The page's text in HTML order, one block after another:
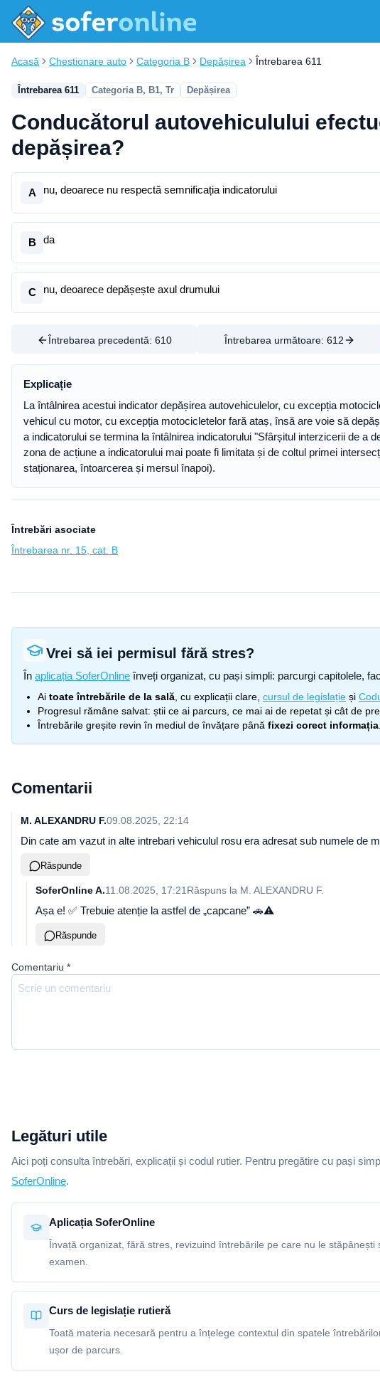
Acasă Chestionare auto Categoria B Depășirea Întrebarea 611
Întrebarea 611 Categoria B, B1, Tr Depășirea
Conducătorul autovehiculului
depășirea?
A nu, deoarece nu respectă semnificația indicatorului
B da
C nu, deoarece depășește axul drumului
Întrebarea precedentă: 610 Întrebarea următoare: 612
Explicație
La întâlnirea acestui indicator depășirea autovehiculelor, cu excepția
vehicul cu motor, cu excepția motocicletelor fară ataș, însă are voie să
a indicatorului se termina la întâlnirea indicatorului "Sfârșitul interzicerii de
zona de acțiune a indicatorului mai poate fi limitata și de coltul primei
staționarea, întoarcerea și mersul înapoi).
Întrebări asociate
Întrebarea nr. 15, cat. B
Vrei să iei permisul fără stres?
În aplicația SoferOnline înveți organizat, cu pași simpli: parcurgi capitolele,
Ai toate întrebările de la sală , cu explicații clare, cursul de legislație și
Progresul rămâne salvat: știi ce ai parcurs, ce mai ai de repetat și cât de
Întrebările greșite revin în mediul de învățare până fixezi corect informația
Comentarii
M. ALEXANDRU F.09.08.2025, 22:14
Din cate am vazut in alte intrebari vehiculul rosu era adresat sub numele de
Răspunde
SoferOnline A.11.08.2025, 17:21 Răspuns la M. ALEXANDRU F.
Așa e! ✅ Trebuie atenție la astfel de „capcane” 🚗⚠️
Răspunde
Comentariu *
Legături utile
Aici poți consulta întrebări, explicații și codul rutier. Pentru pregătire cu pași
SoferOnline.
Aplicația SoferOnline
Învață organizat, fără stres, revizuind întrebările pe care nu le stăpânești
examen.
Curs de legislație rutieră
Toată materia necesară pentru a înțelege contextul din spatele
ușor de parcurs.